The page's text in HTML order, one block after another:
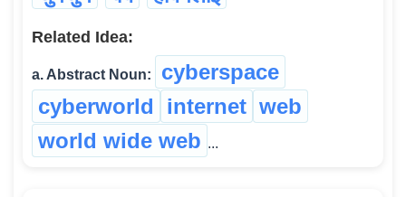
Related Idea:
a. Abstract Noun:
cyberspace
cyberworld
internet web
world wide web ...